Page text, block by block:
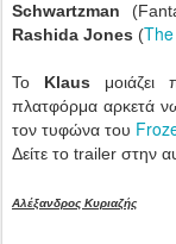
Schwartzman
Rashida Jones (
Το Klaus
πλατφόρμα αρκετά
τον τυφώνα του
Δείτε το trailer στην
Αλέξανδρος Κυριαζής